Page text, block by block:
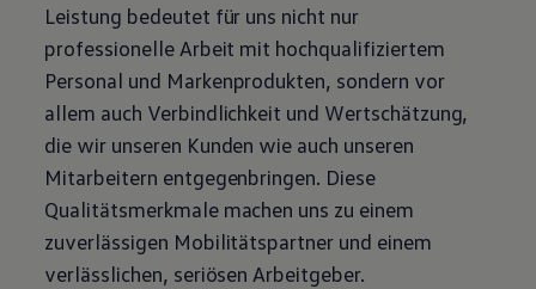
Kundeninformationen
Volkswagen Kundenbetreuung
Warn- und Kontrollleuchten
Assistenzsysteme
Digitale Betriebsanleitung
Live Beratung
Magazin
Lifestyle
Transport
Familie
Elektromobilität
Volkswagen R
Pannen- und Unfallhilfe
Leistung bedeutet für uns nicht nur
professionelle Arbeit mit hochqualifiziertem
Personal und Markenprodukten, sondern vor
allem auch Verbindlichkeit und Wertschätzung,
die wir unseren Kunden wie auch unseren
Mitarbeitern entgegenbringen. Diese
Qualitätsmerkmale machen uns zu einem
zuverlässigen Mobilitätspartner und einem
verlässlichen, seriösen Arbeitgeber.